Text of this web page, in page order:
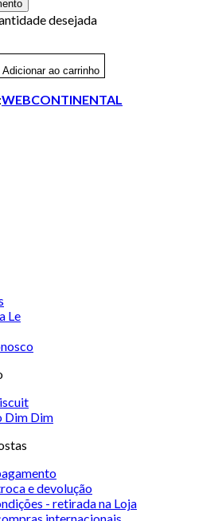
desejada
Adicionar ao carrinho
WEBCONTINENTAL
Le
Dim Dim
e devolução
- retirada na Loja